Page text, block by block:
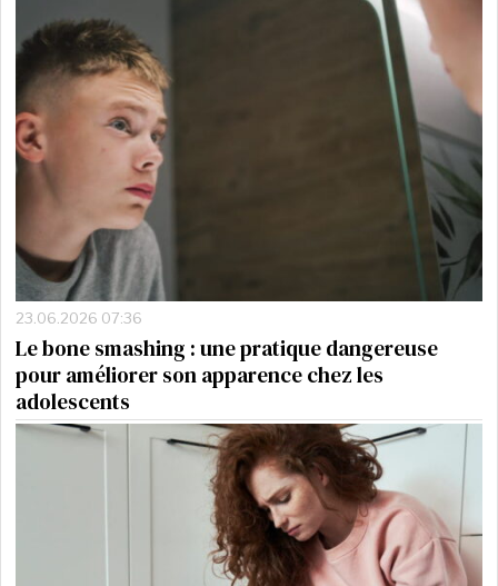
23.06.2026 07:36
Le bone smashing : une pratique dangereuse
pour améliorer son apparence chez les
adolescents